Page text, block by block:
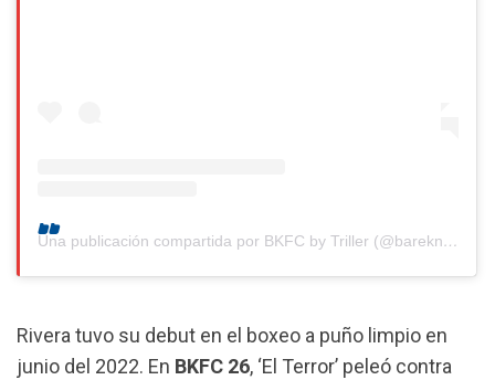
Una publicación compartida por BKFC by Triller (@bareknucklefc)
Rivera tuvo su debut en el boxeo a puño limpio en
junio del 2022. En BKFC 26, ‘El Terror’ peleó contra